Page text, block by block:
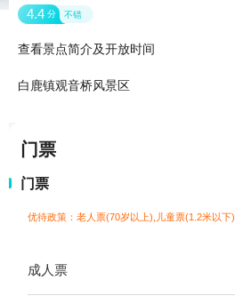
4.4 分 不错
查看景点简介及开放时间
白鹿镇观音桥风景区
门票
门票
优待政策：老人票(70岁以上),儿童票(1.2米以下)
成人票